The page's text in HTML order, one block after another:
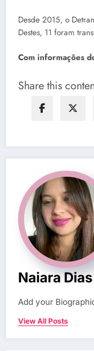
Desde 2015, o
Destes, 11 foram
Com informações
Share this
Naiara Dias
Add your
View All Posts